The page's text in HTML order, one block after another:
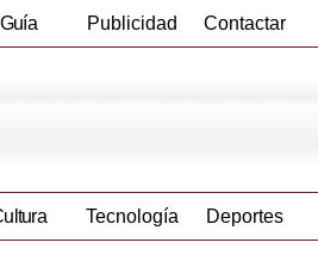
Guía Publicidad Contactar
Tecnología Deportes